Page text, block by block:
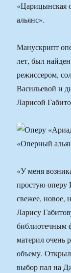
«Царицынская
альянс».
Манускрипт
лет, был
режиссером,
Васильевой и
Ларисой
«У меня
простую оперу
свежее, новое,
Ларису
библиотечным
материл очень
объему.
выбор пал на